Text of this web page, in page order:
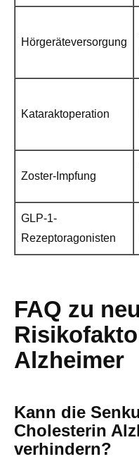
Hörgeräteversorgung
Kataraktoperation
Zoster-Impfung
GLP-1-
Rezeptoragonisten
FAQ zu
Alzheimer
Kann die
Cholesterin
verhindern?